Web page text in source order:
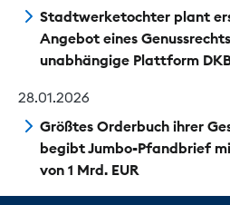
Stadtwerketochter plant
Angebot eines
unabhängige Plattform
28.01.2026
Größtes Orderbuch ihrer
begibt Jumbo-Pfandbrief
von 1 Mrd. EUR